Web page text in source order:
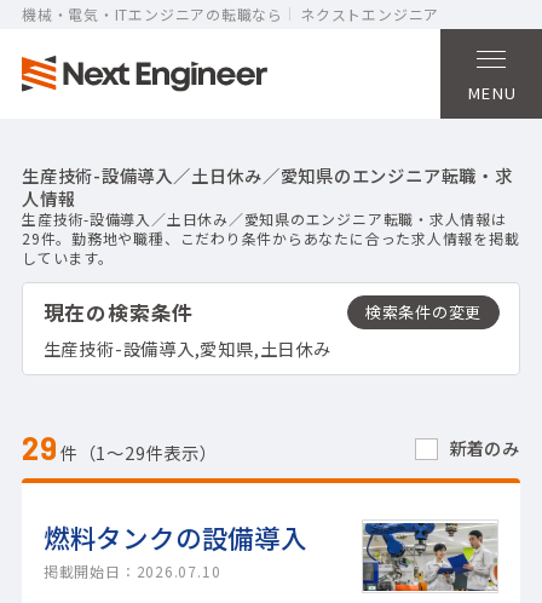
機械・電気・ITエンジニアの転職なら ネクストエンジニア
MENU
生産技術-設備導入／土日休み／愛知県のエンジニア転職・求
人情報
生産技術-設備導入／土日休み／愛知県のエンジニア転職・求人情報は
29件。勤務地や職種、こだわり条件からあなたに合った求人情報を掲載
しています。
現在の検索条件
生産技術-設備導入,愛知県,土日休み
29件（1〜29件表示） 新着のみ
燃料タンクの設備導入
掲載開始日：2026.07.10